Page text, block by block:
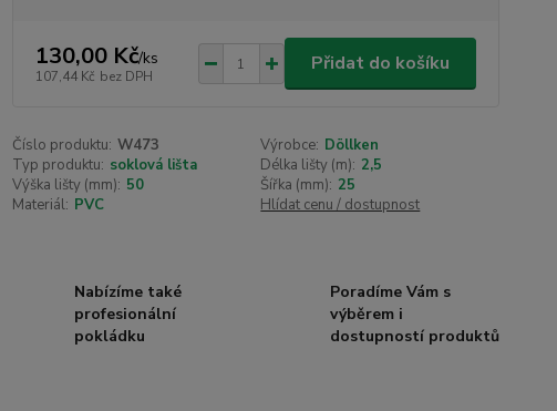
130,00 Kč/ks
107,44 Kč bez DPH
Přidat do košíku
Číslo produktu: W473 Výrobce: Döllken
Typ produktu: soklová lišta Délka lišty (m): 2,5
Výška lišty (mm): 50 Šířka (mm): 25
Materiál: PVC Hlídat cenu / dostupnost
Nabízíme také
profesionální
pokládku
Poradíme Vám s
výběrem i
dostupností produktů